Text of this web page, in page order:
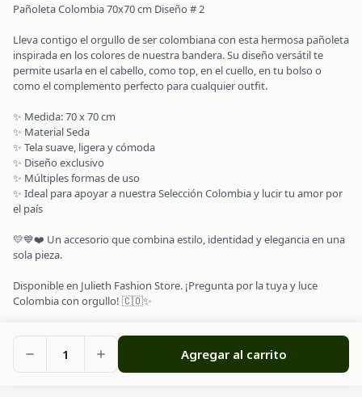
Pañoleta Colombia 70x70 cm Diseño # 2
Lleva contigo el orgullo de ser colombiana con esta hermosa pañoleta
inspirada en los colores de nuestra bandera. Su diseño versátil te
permite usarla en el cabello, como top, en el cuello, en tu bolso o
como el complemento perfecto para cualquier outfit.
✨ Medida: 70 x 70 cm
✨ Material Seda
✨ Tela suave, ligera y cómoda
✨ Diseño exclusivo
✨ Múltiples formas de uso
✨ Ideal para apoyar a nuestra Selección Colombia y lucir tu amor por
el país
💛💙❤️ Un accesorio que combina estilo, identidad y elegancia en una
sola pieza.
Disponible en Julieth Fashion Store. ¡Pregunta por la tuya y luce
Colombia con orgullo! 🇨🇴✨
1 Agregar al carrito